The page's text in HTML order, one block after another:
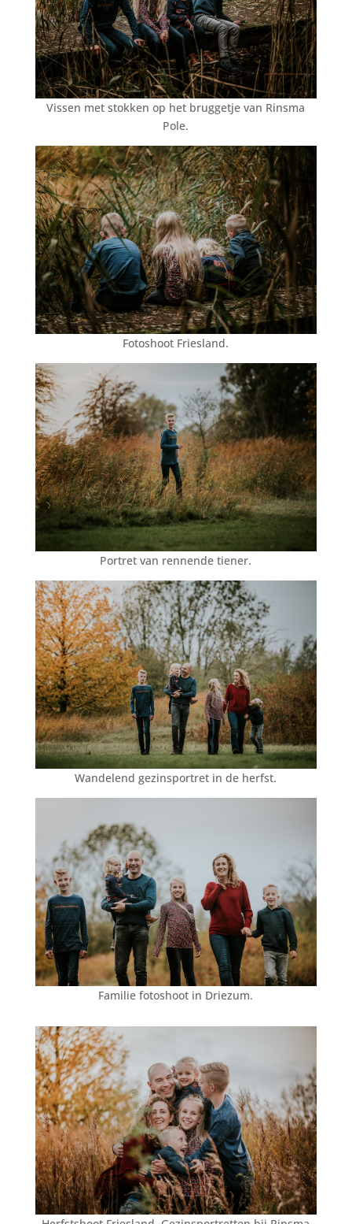
Vissen met stokken op het bruggetje van Rinsma
Pole.
Fotoshoot Friesland.
Portret van rennende tiener.
Wandelend gezinsportret in de herfst.
Familie fotoshoot in Driezum.